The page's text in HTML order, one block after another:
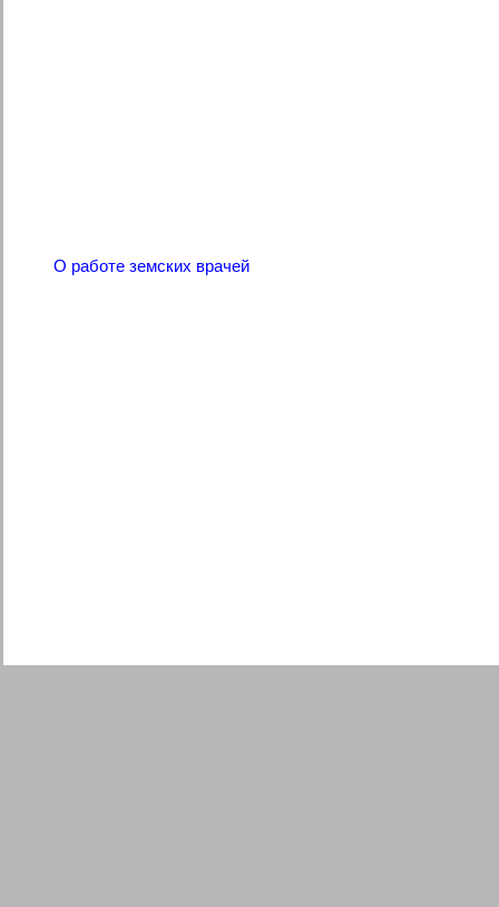
О работе земских врачей